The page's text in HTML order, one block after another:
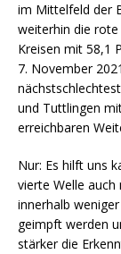
im Mittelfeld der
weiterhin die
Kreisen mit 58,1
7. November
und Tuttlingen
erreichbaren
Nur: Es hilft uns
vierte Welle auch
innerhalb
geimpft werden
stärker die